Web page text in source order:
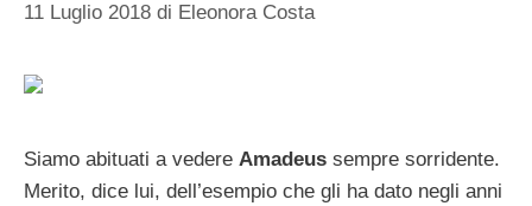
11 Luglio 2018 di Eleonora Costa
Siamo abituati a vedere Amadeus sempre sorridente.
Merito, dice lui, dell’esempio che gli ha dato negli anni